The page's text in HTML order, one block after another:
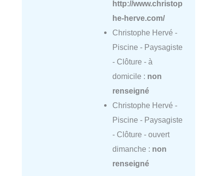
http://www.christop
he-herve.com/
Christophe Hervé -
Piscine - Paysagiste
- Clôture - à
domicile : non
renseigné
Christophe Hervé -
Piscine - Paysagiste
- Clôture - ouvert
dimanche : non
renseigné